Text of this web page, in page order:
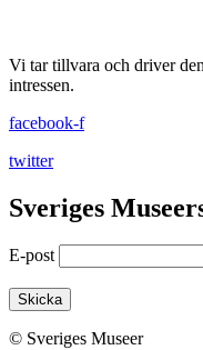
Vi tar tillvara och driver
intressen.
facebook-f
twitter
Sveriges
E-post
© Sveriges Museer